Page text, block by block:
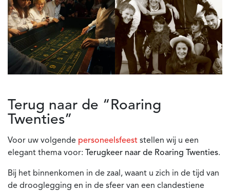
Terug naar de “Roaring
Twenties”
Voor uw volgende personeelsfeest stellen wij u een
elegant thema voor: Terugkeer naar de Roaring Twenties.
Bij het binnenkomen in de zaal, waant u zich in de tijd van
de drooglegging en in de sfeer van een clandestiene